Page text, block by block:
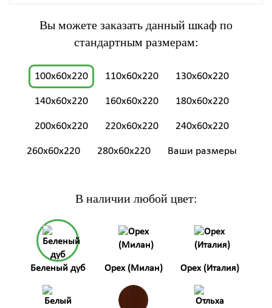
Вы можете заказать данный шкаф по
стандартным размерам:
100x60x220 110x60x220 130x60x220
140x60x220 160x60x220 180x60x220
200x60x220 220x60x220 240x60x220
260x60x220 280x60x220 Ваши размеры
В наличии любой цвет:
Беленый дуб Орех (Милан) Орех (Италия)